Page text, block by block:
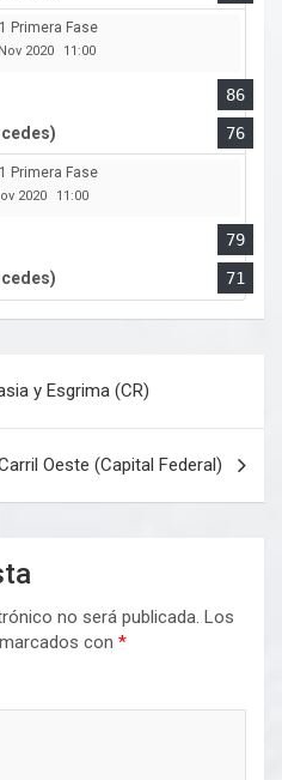
Primera Fase
2020 11:00
86
76
Primera Fase
2020 11:00
79
71
y Esgrima (CR)
Oeste (Capital Federal)
no será publicada. Los
con *